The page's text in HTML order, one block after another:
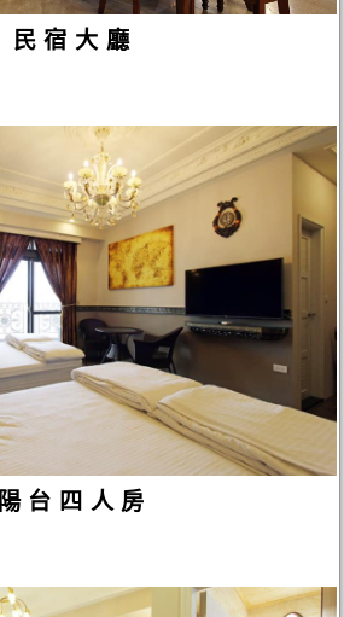
民宿大廳
陽台四人房